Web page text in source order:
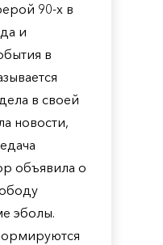
90-х в
и
в
в своей
новости,
объявила о
эболы.